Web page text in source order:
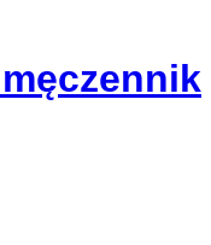
męczennik